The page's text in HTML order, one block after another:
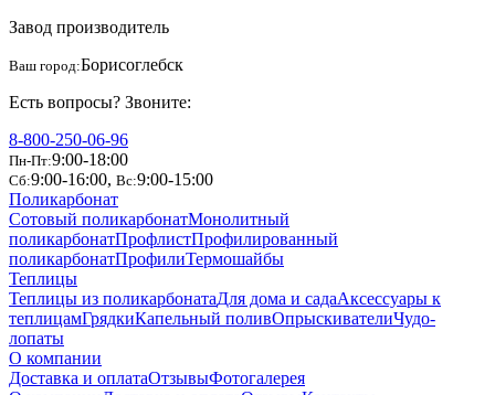
Завод производитель
Ваш город:Борисоглебск
Есть вопросы? Звоните:
8-800-250-06-96
Пн-Пт:9:00-18:00
Сб:9:00-16:00, Вс:9:00-15:00
Поликарбонат
Сотовый поликарбонатМонолитный
поликарбонатПрофлистПрофилированный
поликарбонатПрофилиТермошайбы
Теплицы
Теплицы из поликарбонатаДля дома и садаАксессуары к
теплицамГрядкиКапельный поливОпрыскивателиЧудо-
лопаты
О компании
Доставка и оплатаОтзывыФотогалерея